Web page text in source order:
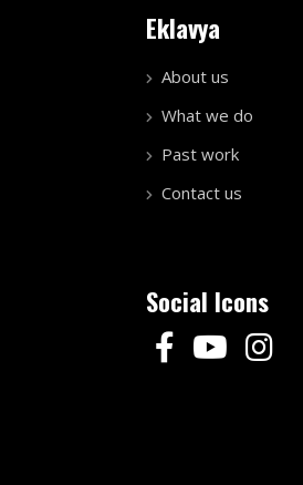
Eklavya
About us
What we do
Past work
Contact us
Social Icons